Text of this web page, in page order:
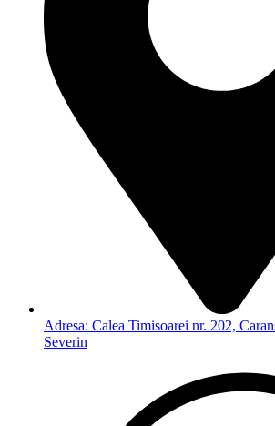
Adresa: Calea Timisoarei nr. 202,
Severin